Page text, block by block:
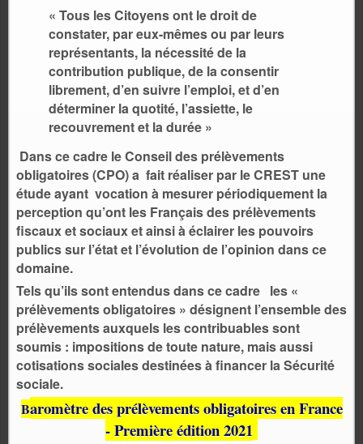
« Tous les Citoyens ont le droit de
constater, par eux-mêmes ou par leurs
représentants, la nécessité de la
contribution publique, de la consentir
librement, d’en suivre l’emploi, et d’en
déterminer la quotité, l’assiette, le
recouvrement et la durée »
Dans ce cadre le Conseil des prélèvements
obligatoires (CPO) a fait réaliser par le CREST une
étude ayant vocation à mesurer périodiquement la
perception qu’ont les Français des prélèvements
fiscaux et sociaux et ainsi à éclairer les pouvoirs
publics sur l’état et l’évolution de l’opinion dans ce
domaine.
Tels qu’ils sont entendus dans ce cadre les «
prélèvements obligatoires » désignent l’ensemble des
prélèvements auxquels les contribuables sont
soumis : impositions de toute nature, mais aussi
cotisations sociales destinées à financer la Sécurité
sociale.
Baromètre des prélèvements obligatoires en France
- Première édition 2021